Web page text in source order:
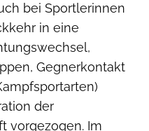
bei Sportlerinnen
in eine
Gegnerkontakt
der
vorgezogen. Im